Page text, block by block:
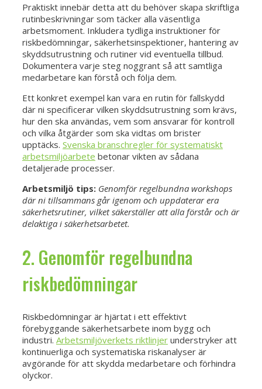
Praktiskt innebär detta att du behöver skapa skriftliga
rutinbeskrivningar som täcker alla väsentliga
arbetsmoment. Inkludera tydliga instruktioner för
riskbedömningar, säkerhetsinspektioner, hantering av
skyddsutrustning och rutiner vid eventuella tillbud.
Dokumentera varje steg noggrant så att samtliga
medarbetare kan förstå och följa dem.
Ett konkret exempel kan vara en rutin för fallskydd
där ni specificerar vilken skyddsutrustning som krävs,
hur den ska användas, vem som ansvarar för kontroll
och vilka åtgärder som ska vidtas om brister
upptäcks. Svenska branschregler för systematiskt
arbetsmiljöarbete betonar vikten av sådana
detaljerade processer.
Arbetsmiljö tips: Genomför regelbundna workshops
där ni tillsammans går igenom och uppdaterar era
säkerhetsrutiner, vilket säkerställer att alla förstår och är
delaktiga i säkerhetsarbetet.
2. Genomför regelbundna
riskbedömningar
Riskbedömningar är hjärtat i ett effektivt
förebyggande säkerhetsarbete inom bygg och
industri. Arbetsmiljöverkets riktlinjer understryker att
kontinuerliga och systematiska riskanalyser är
avgörande för att skydda medarbetare och förhindra
olyckor.